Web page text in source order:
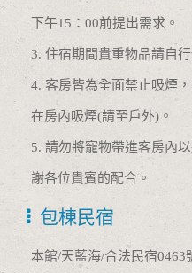
下午15：00前提出需求。
3. 住宿期間貴重物品請自
4. 客房皆為全面禁止吸煙
在房內吸煙(請至戶外)。
5. 請勿將寵物帶進客房內
謝各位貴賓的配合。
包棟民宿
本館/天藍海/合法民宿0463